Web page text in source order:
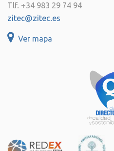
Tlf. +34 983 29 74 94
zitec@zitec.es
Ver mapa